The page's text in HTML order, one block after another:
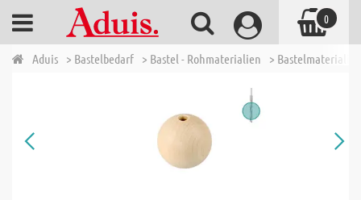
Aduis > Bastelbedarf > Bastel - Rohmaterialien >
0